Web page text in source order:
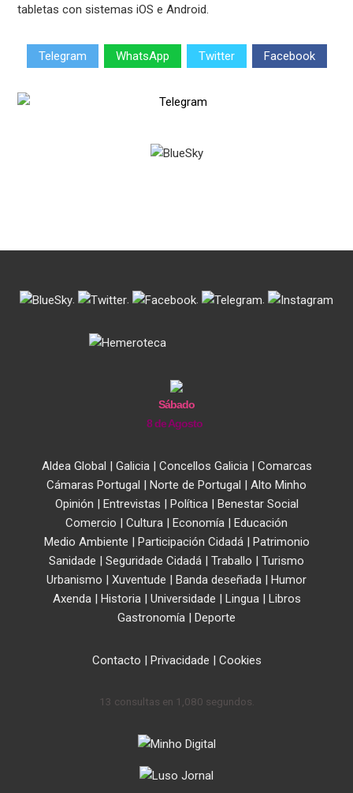
tabletas con sistemas iOS e Android.
Telegram WhatsApp Twitter Facebook
. . . .
Sábado
8 de Agosto
Aldea Global | Galicia| Concellos Galicia| Comarcas
Cámaras Portugal | Norte de Portugal | Alto Minho
Opinión | Entrevistas | Política| Benestar Social
Comercio | Cultura | Economía | Educación
Medio Ambiente | Participación Cidadá| Patrimonio
Sanidade | Seguridade Cidadá | Traballo | Turismo
Urbanismo | Xuventude | Banda deseñada | Humor
Axenda| Historia| Universidade | Lingua| Libros
Gastronomía | Deporte
Contacto | Privacidade | Cookies
13 consultas en 1,080 segundos.